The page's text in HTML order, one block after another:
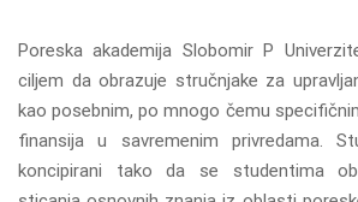
Poreska akademija Slobomir P
ciljem da obrazuje stručnjake za
kao posebnim, po mnogo čemu
finansija u savremenim privredama.
koncipirani tako da se studentima